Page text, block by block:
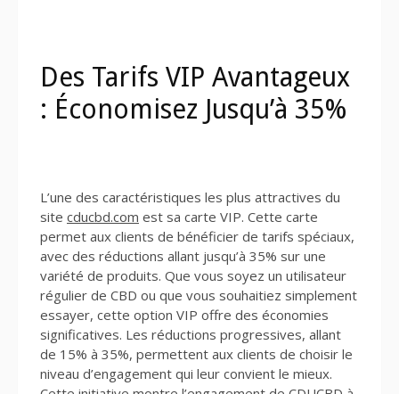
Des Tarifs VIP Avantageux
: Économisez Jusqu’à 35%
L’une des caractéristiques les plus attractives du
site cducbd.com est sa carte VIP. Cette carte
permet aux clients de bénéficier de tarifs spéciaux,
avec des réductions allant jusqu’à 35% sur une
variété de produits. Que vous soyez un utilisateur
régulier de CBD ou que vous souhaitiez simplement
essayer, cette option VIP offre des économies
significatives. Les réductions progressives, allant
de 15% à 35%, permettent aux clients de choisir le
niveau d’engagement qui leur convient le mieux.